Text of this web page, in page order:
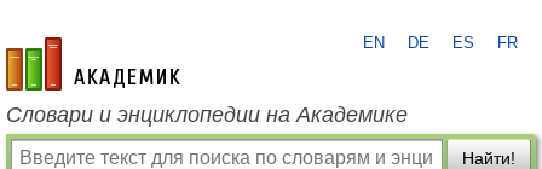
academic.ru
EN DE ES FR
Словари и энциклопедии на Академике
Найти!